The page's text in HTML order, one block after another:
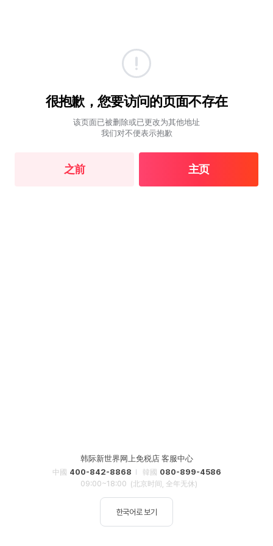
很抱歉，您要访问的页面不存在
该页面已被删除或已更改为其他地址
我们对不便表示抱歉
之前 主页
韩际新世界网上免税店 客服中心
中國 400-842-8868 韓國 080-899-4586
09:00~18:00 (北京时间, 全年无休)
한국어로 보기